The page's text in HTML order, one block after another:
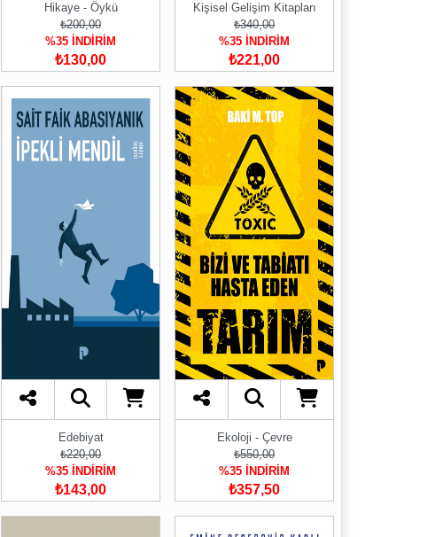
Hikaye - Öykü
₺200,00
%35 İNDİRİM
₺130,00
Kişisel Gelişim Kitapları
₺340,00
%35 İNDİRİM
₺221,00
Edebiyat
₺220,00
%35 İNDİRİM
₺143,00
Ekoloji - Çevre
₺550,00
%35 İNDİRİM
₺357,50